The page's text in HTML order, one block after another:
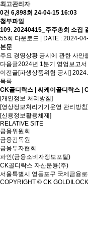
최고관리자
0건 6,898회 24-04-15 16:03
첨부파일
109. 20240415_주주총회 소집
55회 다운로드 | DATE : 2024-
본문
주요 경영상황 공시에 관한 사안
다음글2024년 1분기 영업보고서
이전글[파생상품위험 공시]
목록
CK골디락스 | 씨케이골디락스 |
[개인정보 처리방침]
[영상정보처리기기운영 관리방침]
[신용정보활용체제]
RELATIVE SITE
금융위원회
금융감독원
금융투자협회
파인(금융소비자정보포털)
CK골디락스 자산운용(주)
서울특별시 영등포구 국제금융
COPYRIGHT © CK